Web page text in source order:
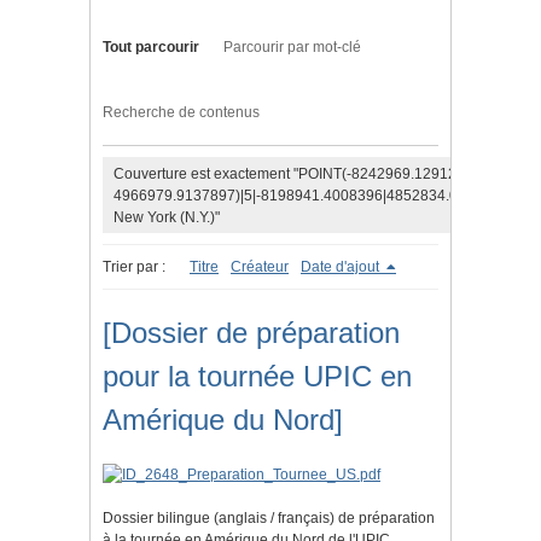
Tout parcourir Parcourir par mot-clé
Recherche de contenus
Couverture est exactement "POINT(-8242969.1291257
4966979.9137897)|5|-8198941.4008396|4852834.0510938|osm
New York (N.Y.)"
Trier par : Titre Créateur Date d'ajout
[Dossier de préparation
pour la tournée UPIC en
Amérique du Nord]
Dossier bilingue (anglais / français) de préparation